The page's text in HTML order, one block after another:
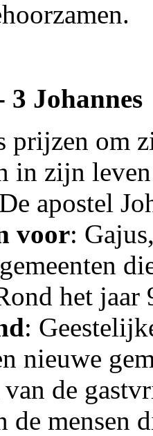
Johannes
prijzen om
in zijn
apostel
voor:
het jaar
:
nieuwe
de
de mensen